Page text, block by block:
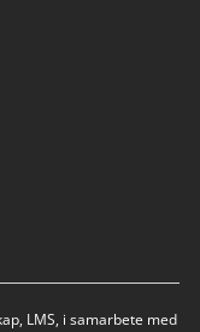
LMS, i samarbete med